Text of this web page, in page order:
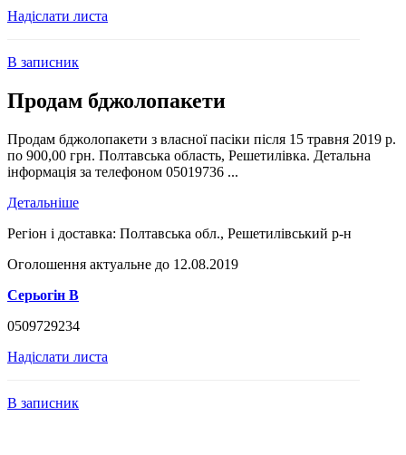
Надіслати листа
В записник
Продам бджолопакети
Продам бджолопакети з власної пасіки після 15 травня 2019 р.
по 900,00 грн. Полтавська область, Решетилівка. Детальна
інформація за телефоном 05019736 ...
Детальніше
Регіон і доставка: Полтавська обл., Решетилівський р-н
Оголошення актуальне до 12.08.2019
Серьогін В
0509729234
Надіслати листа
В записник